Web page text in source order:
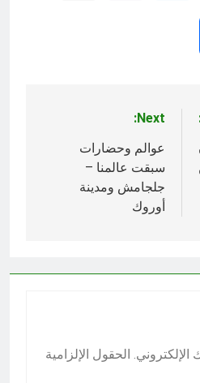
Next:
عوالم وحضارات
سبقت عالمنا –
جلجامش ومدينة
أوروك
الحقول الإلزامية